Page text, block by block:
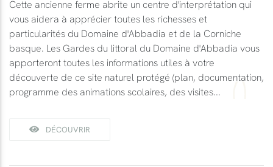
Cette ancienne ferme abrite un centre d'interprétation qui
vous aidera à apprécier toutes les richesses et
particularités du Domaine d'Abbadia et de la Corniche
basque. Les Gardes du littoral du Domaine d'Abbadia vous
apporteront toutes les informations utiles à votre
découverte de ce site naturel protégé (plan, documentation,
programme des animations scolaires, des visites...
DÉCOUVRIR